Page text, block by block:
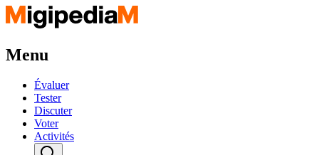
Menu
Évaluer
Tester
Discuter
Voter
Activités